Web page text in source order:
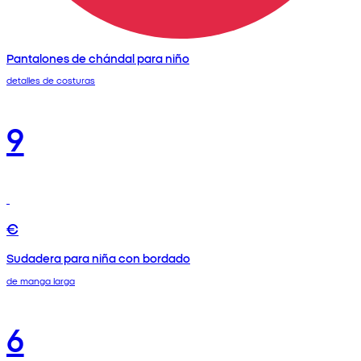
Pantalones de chándal para niño
detalles de costuras
9
€
Sudadera para niña con bordado
de manga larga
6